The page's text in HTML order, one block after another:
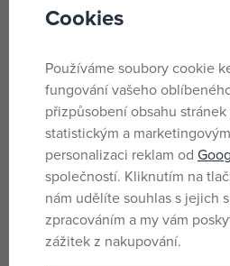
materiály, které používají
krok za krokem.\nVyrobeno z
certifikátem FSC®.\n\nVěk: + 7
balení: 20,20 cmHloubka balení:
0,169 kg
Parametry
Cookies
Používáme soubory cookie
fungování vašeho
přizpůsobení obsahu
statistickým a
personalizaci reklam od
společností. Kliknutím na
nám udělíte souhlas s jejich
zpracováním a my vám
zážitek z nakupování.